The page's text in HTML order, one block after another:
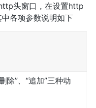
头窗口，在设置http
各项参数说明如下
除”、“追加”三种动